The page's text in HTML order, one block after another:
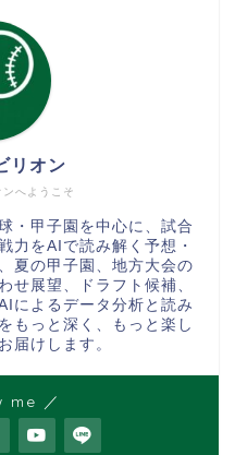
へようこそ
リオン
・甲子園を中心に、試合
力をAIで読み解く予想・
夏の甲子園、地方大会の
せ展望、ドラフト候補、
によるデータ分析と読み
もっと深く、もっと楽し
届けします。
me ／